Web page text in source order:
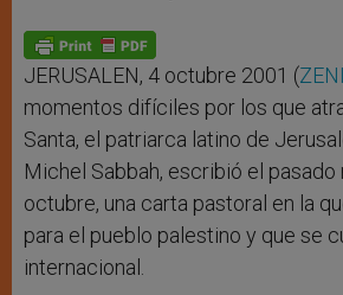
p
p
g
e
o
k
JERUSALEN, 4 octubre 2001 (
momentos difíciles por los que
Santa, el patriarca latino de
Michel Sabbah, escribió el pasado
octubre, una carta pastoral en la
para el pueblo palestino y que se
internacional.